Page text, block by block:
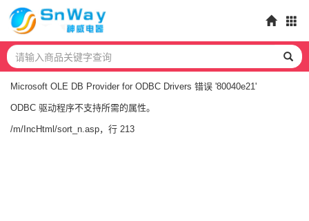
Microsoft OLE DB Provider for ODBC Drivers 错误 '80040e21'
ODBC 驱动程序不支持所需的属性。
/m/IncHtml/sort_n.asp，行 213